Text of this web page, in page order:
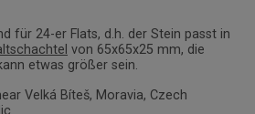
für 24-er Flats, d.h. der Stein passt in
von 65x65x25 mm, die
etwas größer sein.
Velká Bíteš, Moravia, Czech